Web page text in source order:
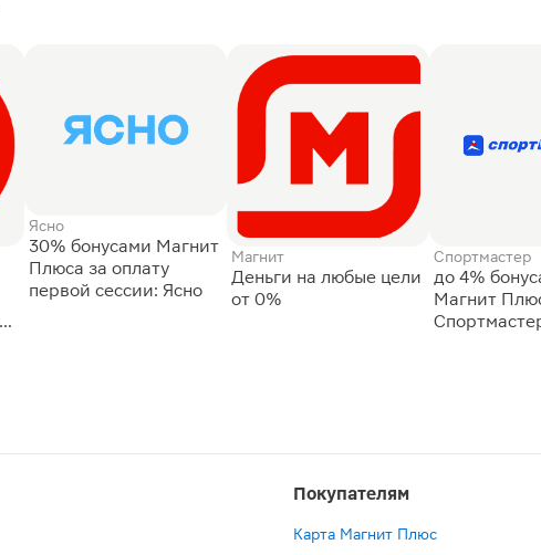
Ясно
30% бонусами Магнит
Плюса за оплату
первой сессии: Ясно
Магнит
Деньги на любые цели
от 0%
Спортмастер
до 4%
Магнит
Покупателям
Карта Магнит Плюс